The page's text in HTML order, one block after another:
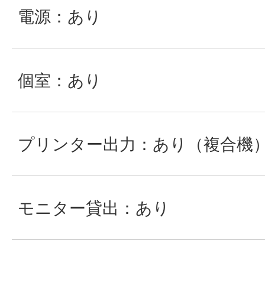
電源：あり
個室：あり
プリンター出力：あり（複合機
モニター貸出：あり